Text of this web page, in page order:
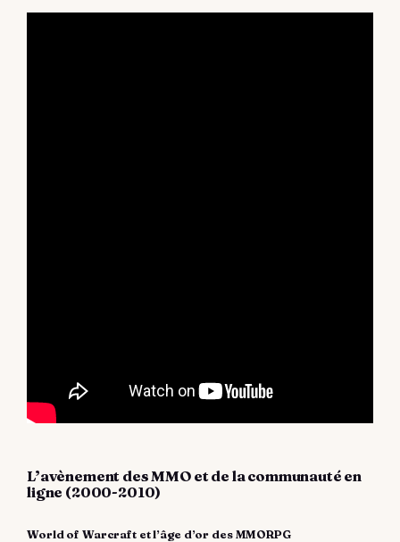
L’avènement des MMO et de la communauté en
ligne (2000-2010)
World of Warcraft et l’âge d’or des MMORPG